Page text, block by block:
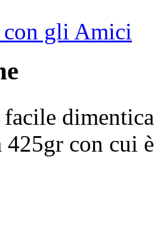
gli Amici
facile
425gr con cui